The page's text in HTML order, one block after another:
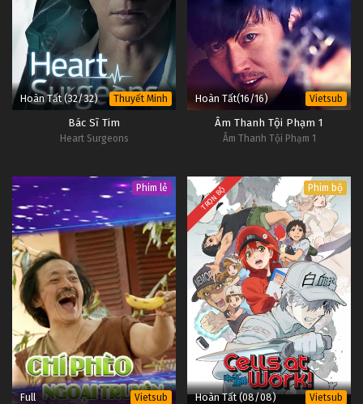
Hoàn Tất (32/32) Thuyết Minh
Bác Sĩ Tim
Heart Surgeons
Hoàn Tất(16/16) Vietsub
Âm Thanh Tội Phạm 1
Âm Thanh Tội Phạm 1
Phim lẻ
Full Vietsub
TRỌN BỘ Phim bộ
Hoàn Tất (08/08) Vietsub